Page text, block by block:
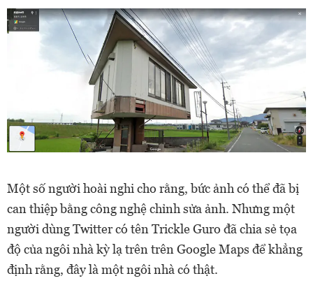
Một số người hoài nghi cho rằng, bức ảnh có thể đã bị
can thiệp bằng công nghệ chỉnh sửa ảnh. Nhưng một
người dùng Twitter có tên Trickle Guro đã chia sẻ tọa
độ của ngôi nhà kỳ lạ trên trên Google Maps để khẳng
định rằng, đây là một ngôi nhà có thật.